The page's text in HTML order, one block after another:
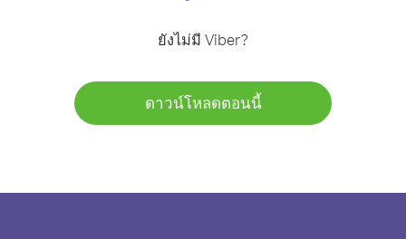
ยังไม่มี Viber?
ดาวน์โหลดตอนนี้